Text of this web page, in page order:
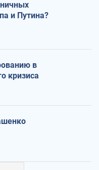
и Путина?
в
кризиса